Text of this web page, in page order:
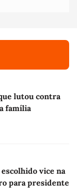
lutou contra
família
vice na
para presidente